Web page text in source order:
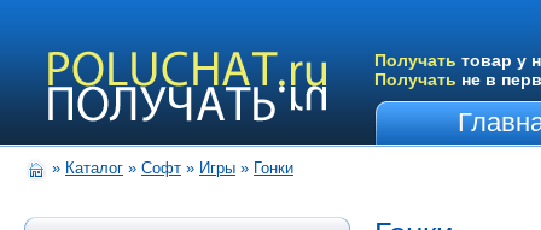
Получать товар у
Получать не в
» Каталог » Софт » Игры » Гонки